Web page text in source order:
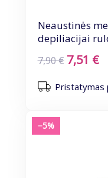
Neaustinės
depiliacijai
7,90 € 7,51 €
Pristatymas
−5%